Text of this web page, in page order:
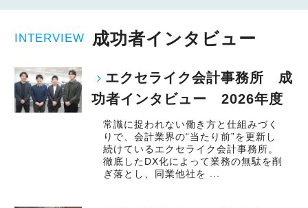
INTERVIEW 成功者インタビュー
エクセライク会計事務所 成
功者インタビュー 2026年度
常識に捉われない働き方と仕組みづく
りで、会計業界の“当たり前”を更新し
続けているエクセライク会計事務所。
徹底したDX化によって業務の無駄を削
ぎ落とし、同業他社を ...